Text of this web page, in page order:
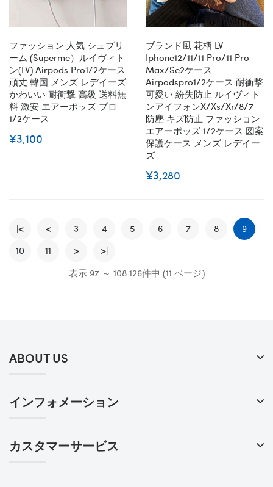
ファッション 人気 シュプリ
ーム (superme）ルイヴィト
ン(LV) Airpods Pro1/2ケース
頑丈 韓国 メンズ レデイーズ
かわいい 耐衝撃 高級 送料無
料 激安 エアーポッズ プロ
1/2ケース
¥3,100
ブランド風 花柄 LV
Iphone12/11/11 Pro/11 Pro
Max/se2ケース
Airpodspro1/2ケース 耐衝撃
可愛い 紛失防止 ルイヴィト
ンアイフォンx/xs/xr/8/7
防塵 キズ防止 ファッション
エアーポッズ 1/2ケース 図案
保護ケース メンズ レデイー
ズ
¥3,280
|< < 3 4 5 6 7 8
9
10
11 >
>|
表示 97 ～ 108 126件中 (11 ページ)
ABOUT US
インフォメーション
カスタマーサービス